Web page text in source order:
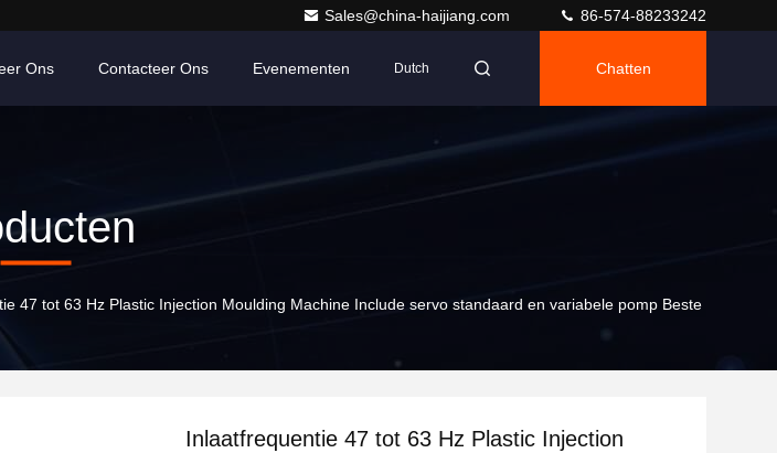
Sales@china-haijiang.com 86-574-88233242
Ons Contacteer Ons Evenementen Dutch Chatten
47 tot 63 Hz Plastic Injection Moulding Machine Include servo standaard en variabele pomp Beste
Inlaatfrequentie 47 tot 63 Hz Plastic Injection